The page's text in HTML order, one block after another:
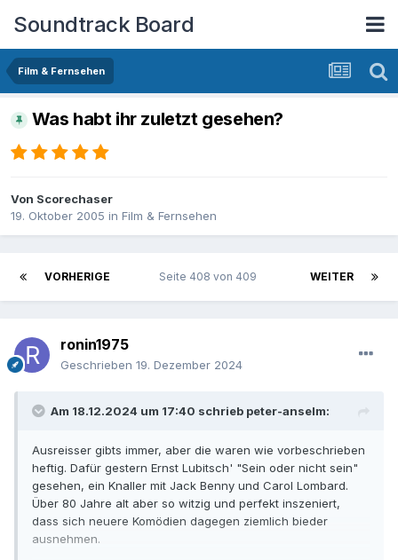
Soundtrack Board
Film & Fernsehen
Was habt ihr zuletzt gesehen?
Von Scorechaser
19. Oktober 2005 in Film & Fernsehen
VORHERIGE WEITER
Seite 408 von 409
ronin1975
Geschrieben 19. Dezember 2024
Am 18.12.2024 um 17:40 schrieb peter-anselm:
Ausreisser gibts immer, aber die waren wie vorbeschrieben
heftig. Dafür gestern Ernst Lubitsch' "Sein oder nicht sein"
gesehen, ein Knaller mit Jack Benny und Carol Lombard.
Über 80 Jahre alt aber so witzig und perfekt inszeniert,
dass sich neuere Komödien dagegen ziemlich bieder
ausnehmen.